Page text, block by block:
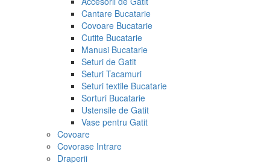
Cantare Bucatarie
Covoare Bucatarie
Cutite Bucatarie
Manusi Bucatarie
Seturi de Gatit
Seturi Tacamuri
Seturi textile Bucatarie
Sorturi Bucatarie
Ustensile de Gatit
Vase pentru Gatit
Covoare
Covorase Intrare
Draperii